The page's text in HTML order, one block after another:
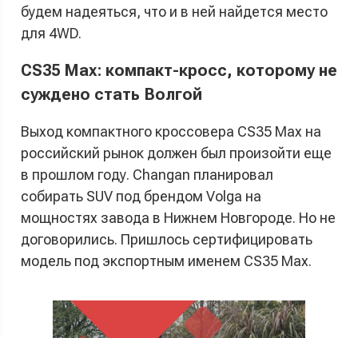
будем надеяться, что и в ней найдется место
для 4WD.
CS35 Max: компакт-кросс, которому не
суждено стать Волгой
Выход компактного кроссовера CS35 Max на
российский рынок должен был произойти еще
в прошлом году. Changan планировал
собирать SUV под брендом Volga на
мощностях завода в Нижнем Новгороде. Но не
договорились. Пришлось сертифицировать
модель под экспортным именем CS35 Max.